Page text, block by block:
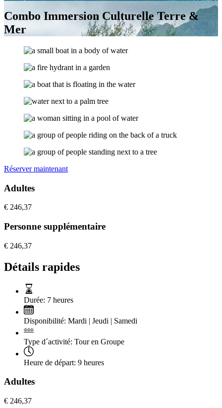
Combo Immersion Culturelle Terre &
Mer
Réserver maintenant
Adultes
€ 246,37
Personne supplémentaire
€ 246,37
Détails rapides
Durée: 7 heures
Disponibilité: Mardi | Jeudi | Samedi
Type d´activité: Tour en Groupe
Heure de départ: 9 heures
Adultes
€ 246,37